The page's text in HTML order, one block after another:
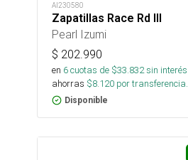
AI230580
Zapatillas Race Rd III
Pearl Izumi
$ 202.990
en 6cuotas de $33.832sin interés
ahorras $8.120 por transferencia.
Disponible